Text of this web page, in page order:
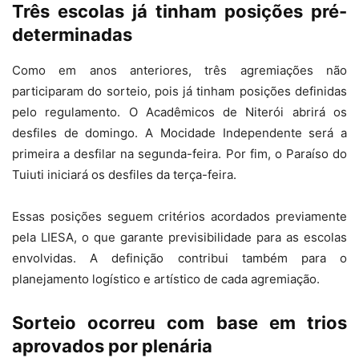
Três escolas já tinham posições pré-
determinadas
Como em anos anteriores, três agremiações não
participaram do sorteio, pois já tinham posições definidas
pelo regulamento. O Acadêmicos de Niterói abrirá os
desfiles de domingo. A Mocidade Independente será a
primeira a desfilar na segunda-feira. Por fim, o Paraíso do
Tuiuti iniciará os desfiles da terça-feira.
Essas posições seguem critérios acordados previamente
pela LIESA, o que garante previsibilidade para as escolas
envolvidas. A definição contribui também para o
planejamento logístico e artístico de cada agremiação.
Sorteio ocorreu com base em trios
aprovados por plenária